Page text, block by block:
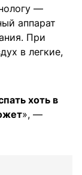
—
аппарат
При
в легкие,
хоть в
», —